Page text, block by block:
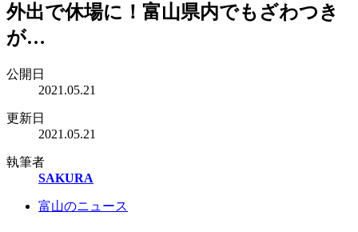
外出で休場に！富山県内でもざわつき
が…
公開日
2021.05.21
更新日
2021.05.21
執筆者
SAKURA
富山のニュース